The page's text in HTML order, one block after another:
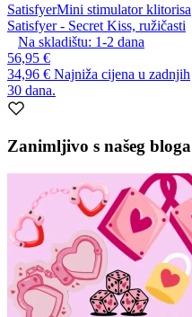
SatisfyerMini stimulator klitorisa
Satisfyer - Secret Kiss, ružičasti
Na skladištu: 1-2 dana
56,95 €
34,96 € Najniža cijena u zadnjih
30 dana.
Zanimljivo s našeg bloga